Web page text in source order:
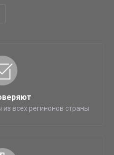
всех регинонов страны